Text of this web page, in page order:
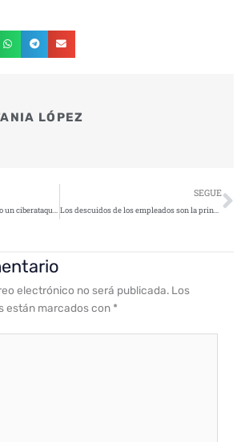
LÓPEZ
El FMI confirma haber sufrido un ciberataque en febrero
SEGUE
Los descuidos de los empleados son la principal causa de la pérdida de datos en las organizaciones españolas
electrónico no será publicada. Los
están marcados con *